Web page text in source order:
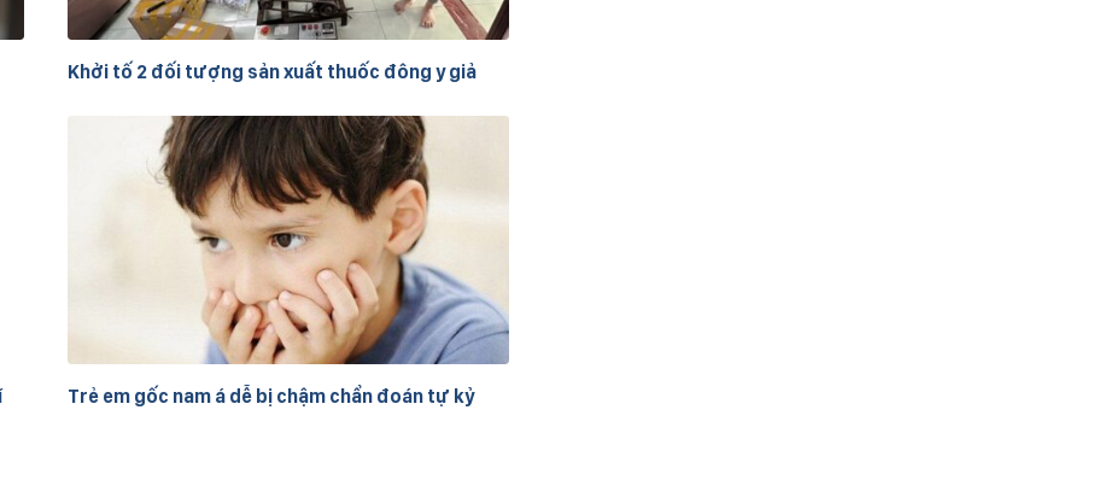
Khởi tố 2 đối tượng sản xuất thuốc đông y giả
Trẻ em gốc nam á dễ bị chậm chẩn đoán tự kỷ